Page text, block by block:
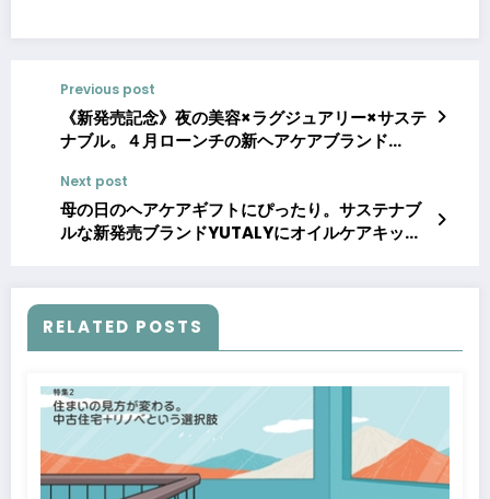
Previous post
《新発売記念》夜の美容×ラグジュアリー×サステ
ナブル。４月ローンチの新ヘアケアブランド
大募集！
Next post
母の日のヘアケアギフトにぴったり。サステナブ
ルな新発売ブランドYUTALYにオイルケアキット
RELATED POSTS